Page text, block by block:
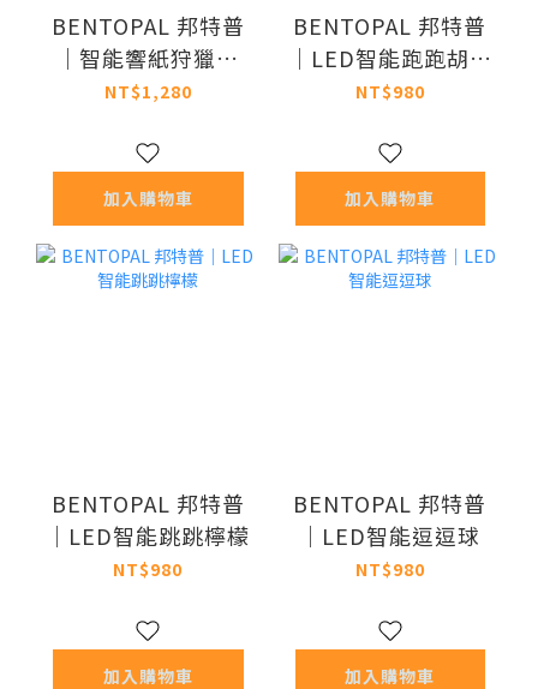
BENTOPAL 邦特普
｜智能響紙狩獵遊
戲墊-貓咪款
NT$1,280
加入購物車
BENTOPAL 邦特普
｜LED智能跑跑胡蘿
蔔
NT$980
加入購物車
BENTOPAL 邦特普
｜LED智能跳跳檸檬
NT$980
加入購物車
BENTOPAL 邦特普
｜LED智能逗逗球
NT$980
加入購物車